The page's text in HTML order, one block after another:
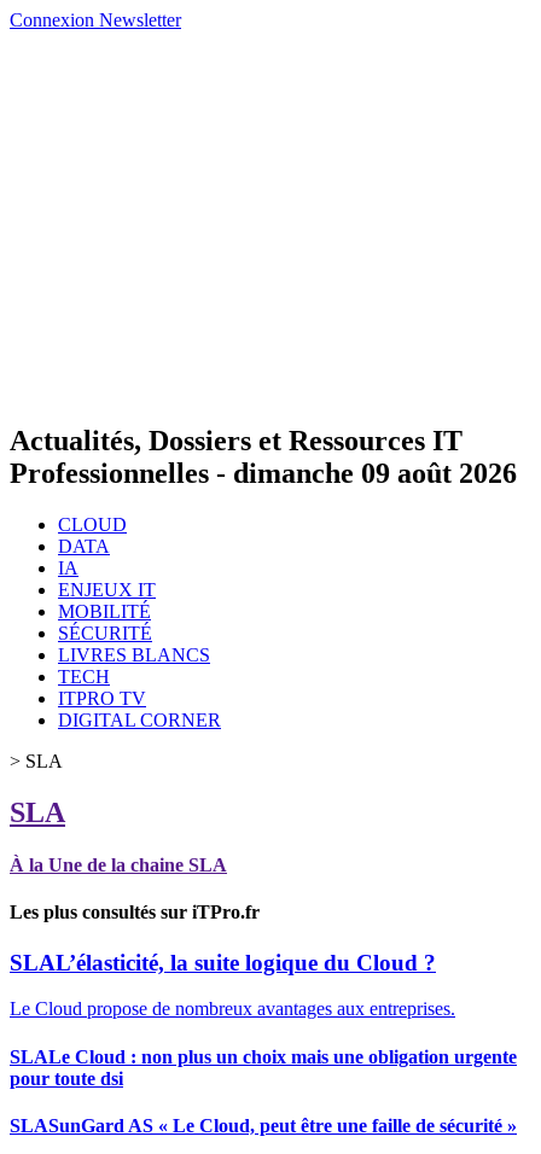
Connexion Newsletter
Actualités, Dossiers et Ressources IT
Professionnelles - dimanche 09 août 2026
CLOUD
DATA
IA
ENJEUX IT
MOBILITÉ
SÉCURITÉ
LIVRES BLANCS
TECH
ITPRO TV
DIGITAL CORNER
> SLA
SLA
À la Une de la chaine SLA
Les plus consultés sur iTPro.fr
SLAL’élasticité, la suite logique du Cloud ?
Le Cloud propose de nombreux avantages aux entreprises.
SLALe Cloud : non plus un choix mais une obligation urgente
pour toute dsi
SLASunGard AS « Le Cloud, peut être une faille de sécurité »